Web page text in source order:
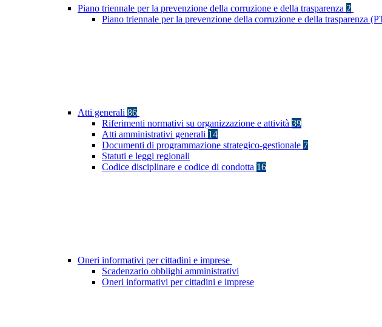
Piano triennale per la prevenzione della corruzione e della trasparenza 2
Piano triennale per la prevenzione della corruzione e della trasparenza
Atti generali 86
Riferimenti normativi su organizzazione e attività 39
Atti amministrativi generali 14
Documenti di programmazione strategico-gestionale 7
Statuti e leggi regionali
Codice disciplinare e codice di condotta 16
Oneri informativi per cittadini e imprese
Scadenzario obblighi amministrativi
Oneri informativi per cittadini e imprese